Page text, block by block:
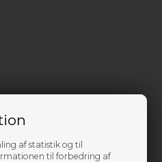
af statistik og til
til forbedring af
M